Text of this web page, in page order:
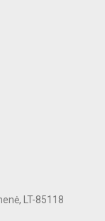
LT-85118